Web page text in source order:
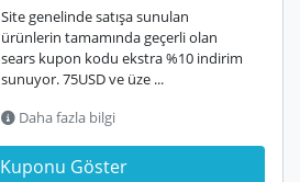
Site genelinde satışa sunulan
ürünlerin tamamında geçerli olan
sears kupon kodu ekstra %10 indirim
sunuyor. 75USD ve üze ...
Daha fazla bilgi
Kuponu Göster